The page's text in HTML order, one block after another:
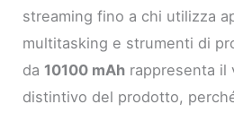
streaming fino a chi utilizza
multitasking e strumenti di
da 10100 mAh rappresenta il
distintivo del prodotto,